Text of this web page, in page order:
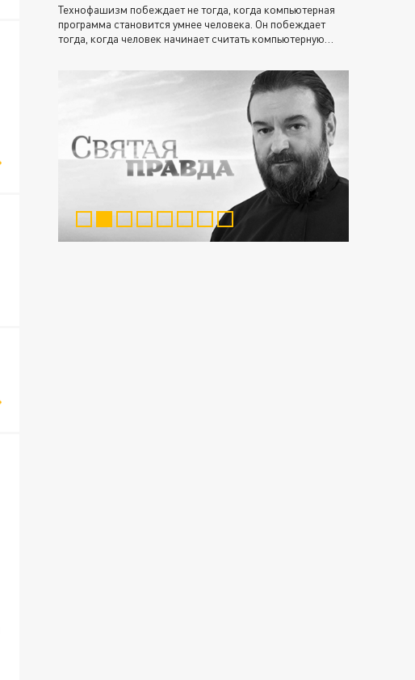
Технофашизм побеждает не тогда, когда компьютерная
программа становится умнее человека. Он побеждает
тогда, когда человек начинает считать компьютерную